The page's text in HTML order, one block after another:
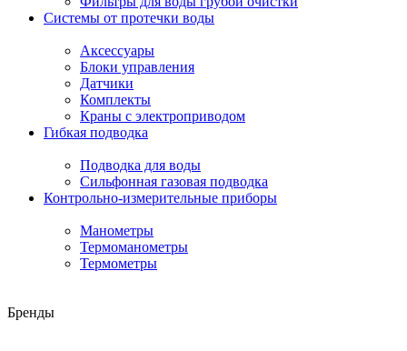
Системы от протечки воды
Аксессуары
Блоки управления
Датчики
Комплекты
Краны с электроприводом
Гибкая подводка
Подводка для воды
Сильфонная газовая подводка
Контрольно-измерительные приборы
Манометры
Термоманометры
Термометры
Бренды